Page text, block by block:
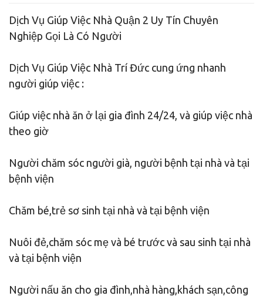
Dịch Vụ Giúp Việc Nhà Quận 2 Uy Tín Chuyên
Nghiệp Gọi Là Có Người
Dịch Vụ Giúp Việc Nhà Trí Đức cung ứng nhanh
người giúp việc :
Giúp việc nhà ăn ở lại gia đình 24/24, và giúp việc nhà
theo giờ
Người chăm sóc người già, người bệnh tại nhà và tại
bệnh viện
Chăm bé,trẻ sơ sinh tại nhà và tại bệnh viện
Nuôi đẻ,chăm sóc mẹ và bé trước và sau sinh tại nhà
và tại bệnh viện
Người nấu ăn cho gia đình,nhà hàng,khách sạn,công